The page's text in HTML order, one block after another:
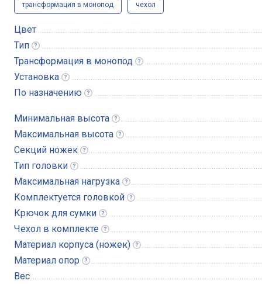
трансформация в монопод чехол
Цвет
Тип
Трансформация в монопод
Установка
По назначению
Минимальная высота
Максимальная высота
Секций ножек
Тип головки
Максимальная нагрузка
Комплектуется головкой
Крючок для сумки
Чехол в комплекте
Материал корпуса (ножек)
Материал опор
Вес